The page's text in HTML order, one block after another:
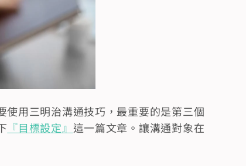
用三明治溝通技巧，最重要的是第三個
『目標設定』 這一篇文章。讓溝通對象在